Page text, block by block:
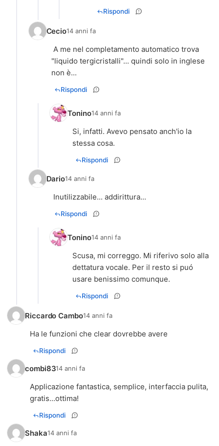
Rispondi
Cecio14 anni fa
A me nel completamento automatico trova
"liquido tergicristalli"... quindi solo in inglese
non è...
Rispondi
Tonino14 anni fa
Si, infatti. Avevo pensato anch'io la
stessa cosa.
Rispondi
Dario14 anni fa
Inutilizzabile... addirittura...
Rispondi
Tonino14 anni fa
Scusa, mi correggo. Mi riferivo solo alla
dettatura vocale. Per il resto si puó
usare benissimo comunque.
Rispondi
Riccardo Cambo14 anni fa
Ha le funzioni che clear dovrebbe avere
Rispondi
combi8314 anni fa
Applicazione fantastica, semplice, interfaccia pulita,
gratis...ottima!
Rispondi
Shaka14 anni fa